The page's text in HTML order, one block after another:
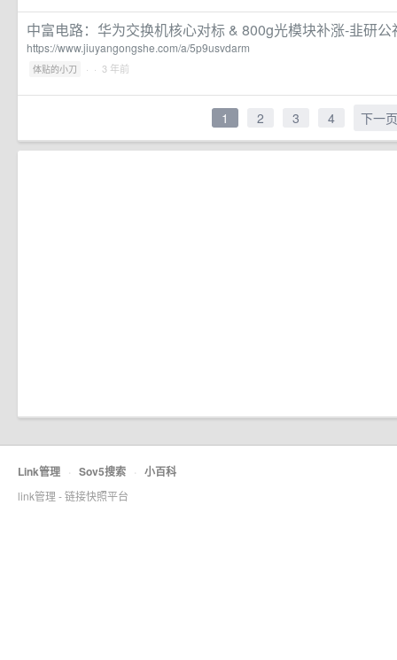
中富电路：华为交换机核心对标 & 800g光模块补涨-韭研公
https://www.jiuyangongshe.com/a/5p9usvdarm
体贴的小刀 · · 3 年前
1 2 3 4 下一页
Link管理 · Sov5搜索 · 小百科
link管理 - 链接快照平台